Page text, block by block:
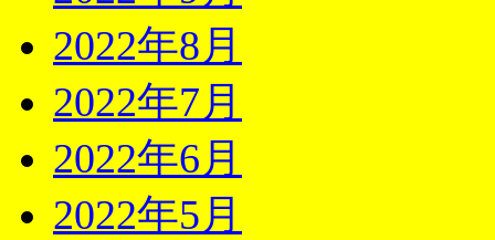
2022年8月
2022年7月
2022年6月
2022年5月